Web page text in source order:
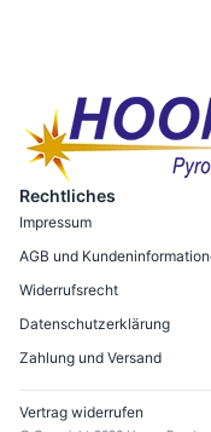
Rechtliches
Impressum
AGB und
Widerrufsrecht
Datenschutzerklärung
Zahlung und Versand
Vertrag widerrufen